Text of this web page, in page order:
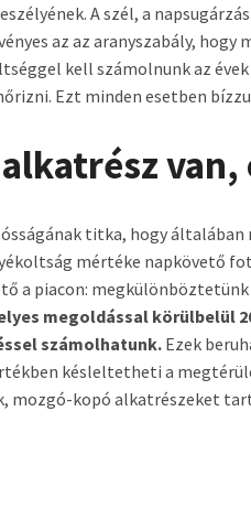
A szél, a
az az aranyszabály,
kell számolnunk az
Ezt minden esetben
titka, hogy
mértéke napkövető
a piacon:
megoldással körülbelül
számolhatunk.Ezek
késleltetheti a
mozgó-kopó alkatrészeket